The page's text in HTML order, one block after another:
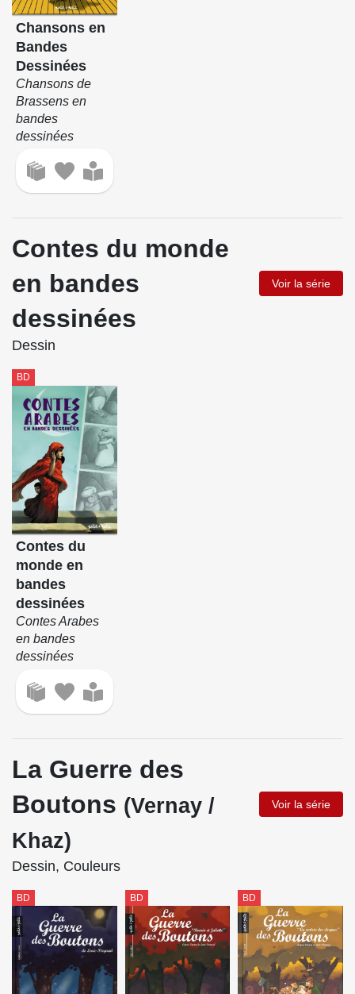
Chansons en
Bandes
Dessinées
Chansons de
Brassens en
bandes
dessinées
Contes du monde
en bandes
dessinées
Voir la série
Dessin
BD
Contes du
monde en
bandes
dessinées
Contes Arabes
en bandes
dessinées
La Guerre des
Boutons (Vernay /
Khaz)
Voir la série
Dessin, Couleurs
BD BD BD